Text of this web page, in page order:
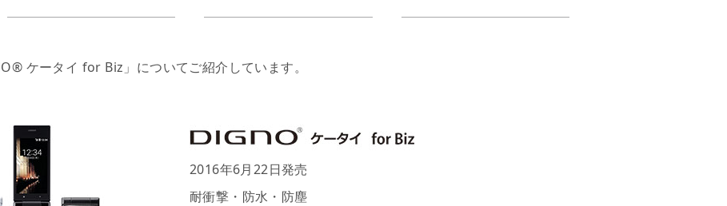
ケータイ for Biz」についてご紹介しています。
2016年6月22日発売
耐衝撃・防水・防塵